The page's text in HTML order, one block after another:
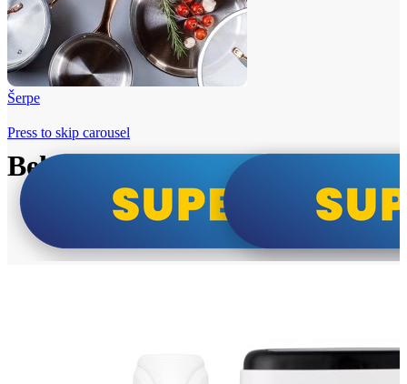
Šerpe
Beko i Tesla super cene
Press to skip carousel